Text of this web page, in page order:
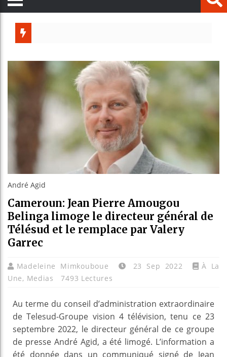
André Agid
Cameroun: Jean Pierre Amougou
Belinga limoge le directeur général de
Télésud et le remplace par Valery
Garrec
Madeleine Mimkouboue 23 Sep 2022
À La
Une, Medias 7493 Lectures
Au terme du conseil d’administration extraordinaire
de Telesud-Groupe vision 4 télévision, tenu ce 23
septembre 2022, le directeur général de ce groupe
de presse André Agid, a été limogé. L’information a
été donnée dans un communiqué signé de Jean